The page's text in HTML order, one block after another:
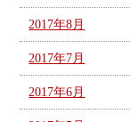
2017年8月
2017年7月
2017年6月